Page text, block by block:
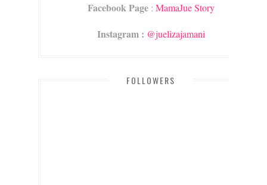
Facebook Page: MamaJue Story
Instagram : @juelizajamani
FOLLOWERS